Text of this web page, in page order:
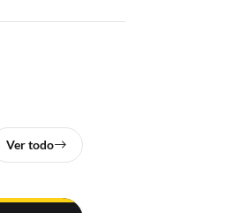
Ver todo